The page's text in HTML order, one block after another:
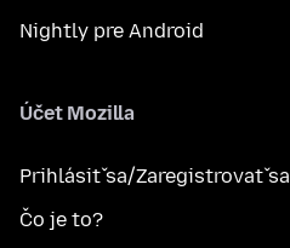
Nightly pre Android
Účet Mozilla
Prihlásiť sa/Zaregistrovať sa
Čo je to?